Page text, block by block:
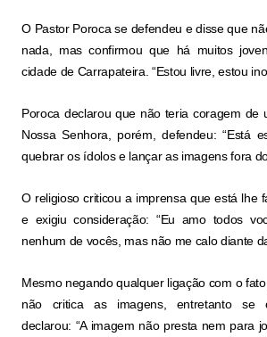
O Pastor Poroca se defendeu e disse que
nada, mas confirmou que há muitos
cidade de Carrapateira. “Estou livre, estou
Poroca declarou que não teria coragem de
Nossa Senhora, porém, defendeu: “Está
quebrar os ídolos e lançar as imagens fora
O religioso criticou a imprensa que está lhe
e exigiu consideração: “Eu amo todos
nenhum de vocês, mas não me calo diante
Mesmo negando qualquer ligação com o
não critica as imagens, entretanto se
declarou: “A imagem não presta nem para